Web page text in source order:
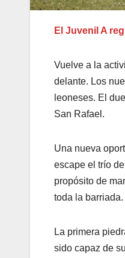
El Juvenil A
Vuelve a la
delante. Los
leoneses. El
San Rafael.
Una nueva
escape el trío
propósito de
toda la barriada.
La primera
sido capaz de